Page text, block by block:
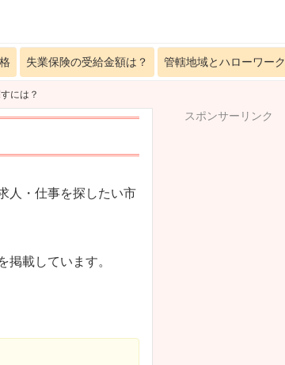
失業保険の受給金額は？ 管轄地域とハローワーク
には？
人・仕事を探したい市
掲載しています。
スポンサーリンク